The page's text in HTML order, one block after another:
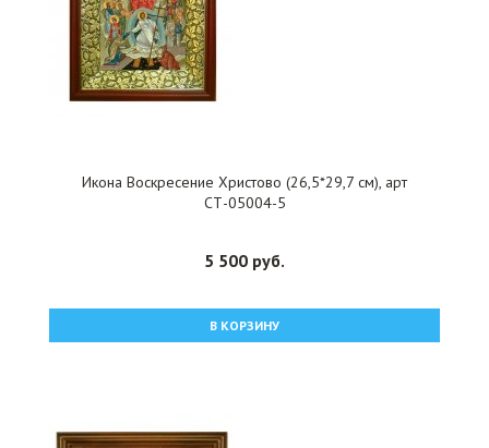
Икона Воскресение Христово (26,5*29,7 см), арт
СТ-05004-5
5 500 руб.
В КОРЗИНУ